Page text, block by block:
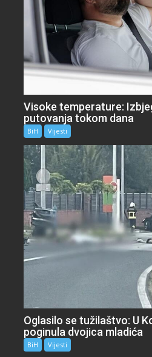
Visoke temperature:
putovanja tokom dana
BiH Vijesti
Oglasilo se tužilaštvo: U
poginula dvojica mladića
BiH Vijesti